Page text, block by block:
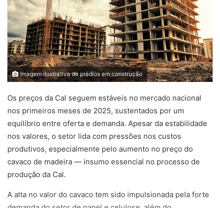
Imagem ilustrativa de prédios em construção
Os preços da Cal seguem estáveis no mercado nacional
nos primeiros meses de 2025, sustentados por um
equilíbrio entre oferta e demanda. Apesar da estabilidade
nos valores, o setor lida com pressões nos custos
produtivos, especialmente pelo aumento no preço do
cavaco de madeira — insumo essencial no processo de
produção da Cal.
A alta no valor do cavaco tem sido impulsionada pela forte